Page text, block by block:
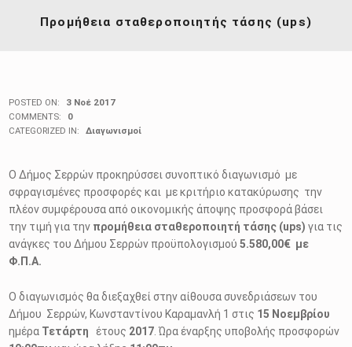
Προμήθεια σταθεροποιητής τάσης (ups)
POSTED ON:
3 Νοέ 2017
COMMENTS:
0
CATEGORIZED IN:
Διαγωνισμοί
Ο Δήμος Σερρών προκηρύσσει συνοπτικό διαγωνισμό με
σφραγισμένες προσφορές και με κριτήριο κατακύρωσης την
πλέον συμφέρουσα από οικονομικής άποψης προσφορά βάσει
την τιμή για την προμήθεια σταθεροποιητή τάσης (ups) για τις
ανάγκες του Δήμου Σερρών προϋπολογισμού5.580,00€ με
Φ.Π.Α.
Ο διαγωνισμός θα διεξαχθεί στην αίθουσα συνεδριάσεων του
Δήμου Σερρών, Κωνσταντίνου Καραμανλή 1 στις 15 Nοεμβρίου
ημέρα Τετάρτηέτους 2017 . Ώρα έναρξης υποβολής προσφορών